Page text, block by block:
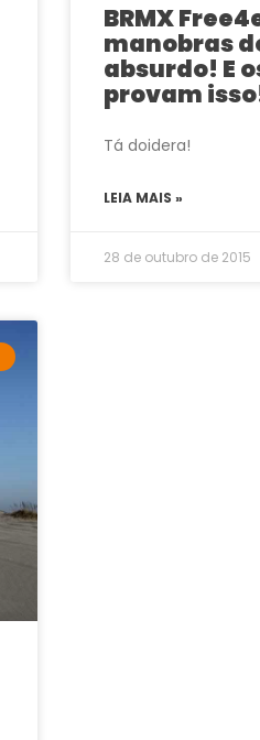
BRMX
manobras
absurdo! E
provam
Tá doidera!
LEIA MAIS »
28 de outubro de 2015